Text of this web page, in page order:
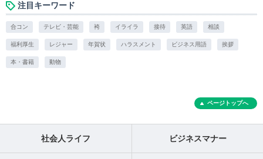
注目キーワード
合コン テレビ・芸能 袴 イライラ 接待 英語 相談
福利厚生 レジャー 年賀状 ハラスメント ビジネス用語 挨拶
本・書籍 動物
ページトップへ
社会人ライフ ビジネスマナー